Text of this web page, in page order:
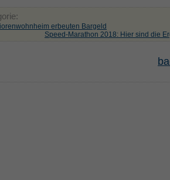
erbeuten Bargeld
Speed-Marathon 2018: Hier sind die